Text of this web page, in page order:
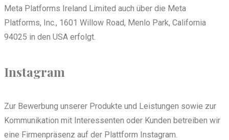
Meta Platforms Ireland Limited auch über die Meta
Platforms, Inc., 1601 Willow Road, Menlo Park, California
94025 in den USA erfolgt.
Instagram
Zur Bewerbung unserer Produkte und Leistungen sowie zur
Kommunikation mit Interessenten oder Kunden betreiben wir
eine Firmenpräsenz auf der Plattform Instagram.